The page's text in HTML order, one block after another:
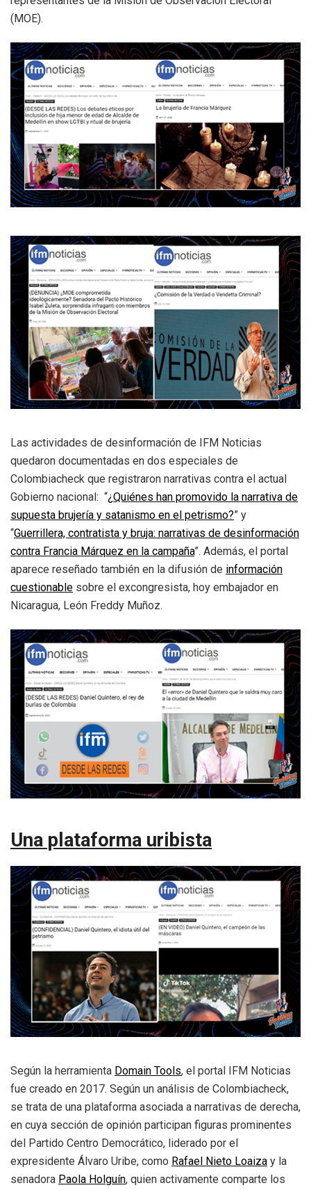
(MOE).
Las actividades de desinformación de IFM Noticias
quedaron documentadas en dos especiales de
Colombiacheck que registraron narrativas contra el actual
Gobierno nacional: “¿Quiénes han promovido la narrativa de
supuesta brujería y satanismo en el petrismo?” y
“Guerrillera, contratista y bruja: narrativas de desinformación
contra Francia Márquez en la campaña”. Además, el portal
aparece reseñado también en la difusión de información
cuestionable sobre el excongresista, hoy embajador en
Nicaragua, León Freddy Muñoz.
Una plataforma uribista
Según la herramienta Domain Tools, el portal IFM Noticias
fue creado en 2017. Según un análisis de Colombiacheck,
se trata de una plataforma asociada a narrativas de derecha,
en cuya sección de opinión participan figuras prominentes
del Partido Centro Democrático, liderado por el
expresidente Álvaro Uribe, como Rafael Nieto Loaiza y la
senadora Paola Holguín, quien activamente comparte los